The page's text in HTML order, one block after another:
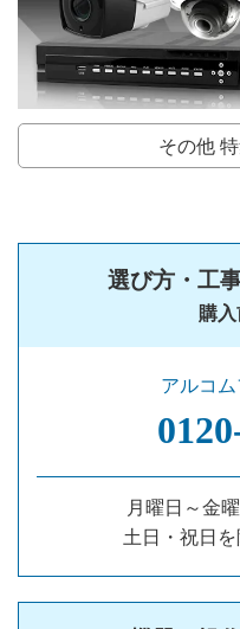
その他
選び方・工
購
アルコ
月曜日～金
土日・祝日を